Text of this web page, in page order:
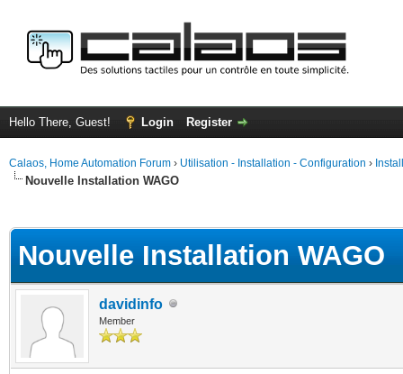
Hello There, Guest! Login Register
Calaos, Home Automation Forum › Utilisation - Installation - Configuration ›
Nouvelle Installation WAGO
Nouvelle Installation WAGO
davidinfo
Member